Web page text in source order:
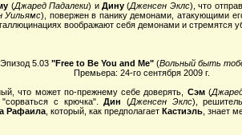
(Джаред Падалеки) и Дину(Дженсен Эклс), что
Уильямс), повержен в панику демонами, атакующими
воображают себя демонами и стремятся
Эпизод 5.03 "Free to Be You and Me" (Вольный быть
Премьера: 24-го сентября 2009 г.
что может по-прежнему себе доверять, Сэм(
с крючка".Дин (Дженсен Эклс),
Рафаила , который, как предполагает Кастиэль , знает